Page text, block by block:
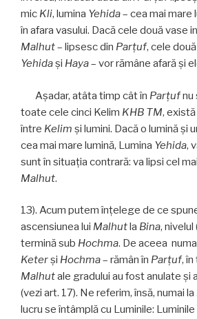
mic Kli, lumina Yehida– cea mai mare
în afara vasului. Dacă cele două vase
Malhut– lipsesc din Parţuf, cele
Yehidași Haya– vor rămâne afară şi
Aşadar, atâta timp cât în Parţufnu
toate cele cinci Kelim KHB TM,
între Kelim şi lumini. Dacă o lumină şi
cea mai mare lumină, Lumina Yehida,
sunt în situaţia contrară: va lipsi cel
Malhut.
13). Acum putem înţelege de ce
ascensiunea lui Malhutla Bina, nivelul
termină sub Hochma. De aceea
Keterși Hochma– rămân în Parţuf,
Malhutale gradului au fost anulate şi
(vezi art. 17). Ne referim, însă, numai la
lucru se întâmplă cu Luminile: Luminile